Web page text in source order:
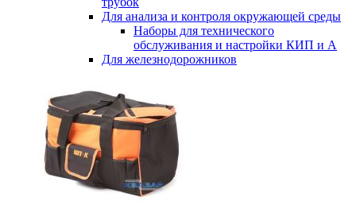
Для анализа и контроля окружающей среды
Наборы для технического
обслуживания и настройки КИП и А
Для железнодорожников